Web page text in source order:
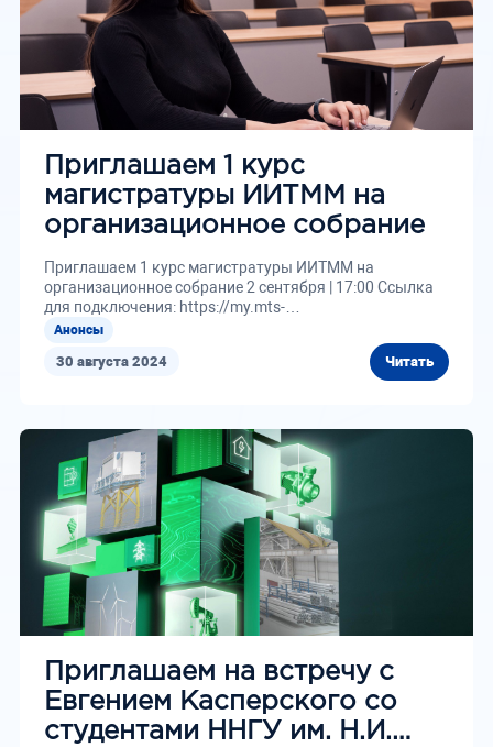
30 августа 2024 Читать
Приглашаем 1 курс
магистратуры ИИТММ на
организационное собрание
Приглашаем 1 курс магистратуры ИИТММ на
организационное собрание 2 сентября | 17:00 Ссылка
для подключения: https://my.mts-
link.ru/j/unn/1262409816 Ждем всех!
Анонсы
Приглашаем на встречу с
Евгением Касперского со
студентами ННГУ им. Н.И.